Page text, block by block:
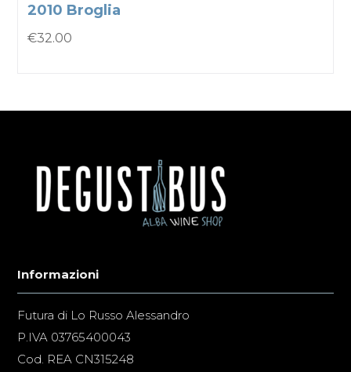
2010 Broglia
€32.00
Informazioni
Futura di Lo Russo Alessandro
P.IVA 03765400043
Cod. REA CN315248